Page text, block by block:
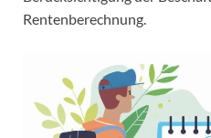
Rentenberechnung.